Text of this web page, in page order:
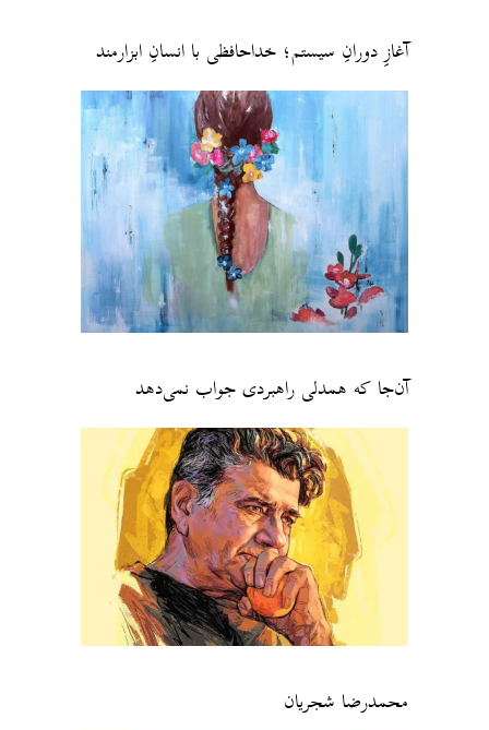
آغازِ دورانِ سیستم؛ خداحافظی با انسانِ ابزارمند
آن‌جا که همدلی راهبردی جواب نمی‌دهد
محمدرضا شجریان